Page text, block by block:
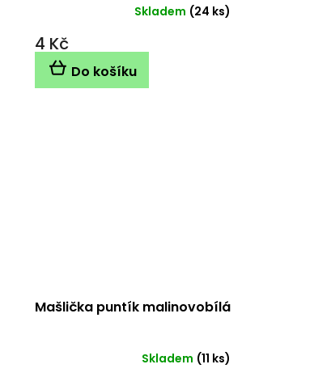
Skladem (24 ks)
4 Kč
Do košíku
Mašlička puntík malinovobílá
Skladem (11 ks)